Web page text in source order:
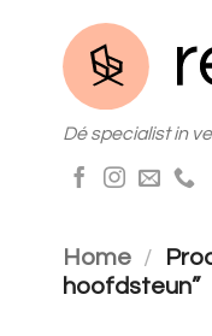
content
Dé specialist in
Home /
hoofdsteun”